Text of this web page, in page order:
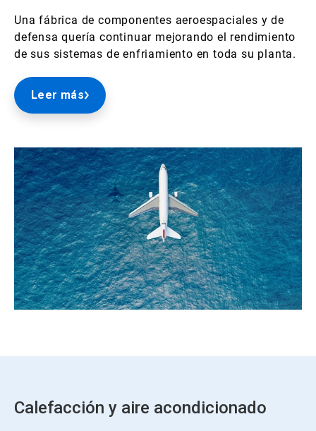
Una fábrica de componentes aeroespaciales y de
defensa quería continuar mejorando el rendimiento
de sus sistemas de enfriamiento en toda su planta.
Leer más
Calefacción y aire acondicionado